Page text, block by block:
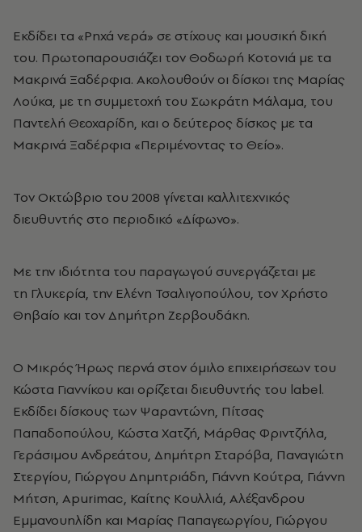
Εκδίδει τα «Ρηχά νερά» σε στίχους και μουσική δική
του. Πρωτοπαρουσιάζει τον Θοδωρή Κοτονιά με τα
Μακρινά Ξαδέρφια. Ακολουθούν οι δίσκοι της Μαρίας
Λούκα, με τη συμμετοχή του Σωκράτη Μάλαμα, του
Παντελή Θεοχαρίδη, και ο δεύτερος δίσκος με τα
Μακρινά Ξαδέρφια «Περιμένοντας το Θείο».
Τον Οκτώβριο του 2008 γίνεται καλλιτεχνικός
διευθυντής στο περιοδικό «Δίφωνο».
Με την ιδιότητα του παραγωγού συνεργάζεται με
τη Γλυκερία, την Ελένη Τσαλιγοπούλου, τον Χρήστο
Θηβαίο και τον Δημήτρη Ζερβουδάκη.
Ο Μικρός Ήρως περνά στον όμιλο επιχειρήσεων του
Κώστα Γιαννίκου και ορίζεται διευθυντής του label.
Εκδίδει δίσκους των Ψαραντώνη, Πίτσας
Παπαδοπούλου, Κώστα Χατζή, Μάρθας Φριντζήλα,
Γεράσιμου Ανδρεάτου, Δημήτρη Σταρόβα, Παναγιώτη
Στεργίου, Γιώργου Δημητριάδη, Γιάννη Κούτρα, Γιάννη
Μήτση, Apurimac, Καίτης Κουλλιά, Αλέξανδρου
Εμμανουηλίδη και Μαρίας Παπαγεωργίου, Γιώργου